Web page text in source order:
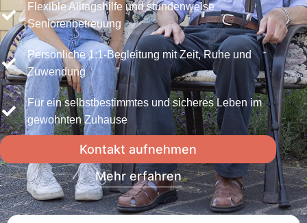
Flexible Alltagshilfe und stundenweise
Seniorenbetreuung
Persönliche 1:1-Begleitung mit Zeit, Ruhe und
Zuwendung
Für ein selbstbestimmtes und sicheres Leben im
gewohnten Zuhause
Kontakt aufnehmen
Mehr erfahren